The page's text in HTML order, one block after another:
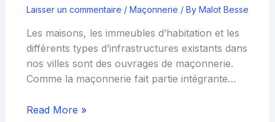
Laisser un commentaire / Maçonnerie / By Malot Besse
Les maisons, les immeubles d’habitation et les
différents types d’infrastructures existants dans
nos villes sont des ouvrages de maçonnerie.
Comme la maçonnerie fait partie intégrante…
Read More »